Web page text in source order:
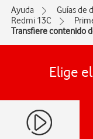
Ayuda Guías de
Redmi 13C
Transfiere contenido
Elige